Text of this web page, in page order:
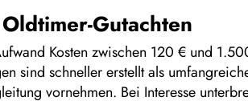
Gutachten
Kosten zwischen 120 € und
sind schneller erstellt als
vornehmen. Bei Interesse